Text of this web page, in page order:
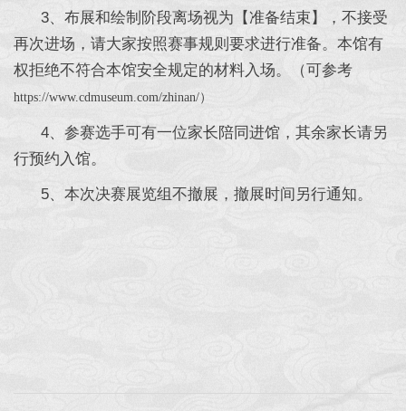
3、布展和绘制阶段离场视为【准备结束】，不接受
再次进场，请大家按照赛事规则要求进行准备。本馆有
权拒绝不符合本馆安全规定的材料入场。（可参考
https://www.cdmuseum.com/zhinan/）
4、参赛选手可有一位家长陪同进馆，其余家长请另
行预约入馆。
5、本次决赛展览组不撤展，撤展时间另行通知。